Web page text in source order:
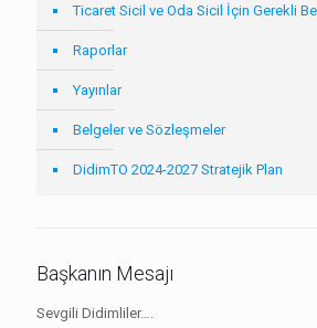
Ticaret Sicil ve Oda Sicil İçin Gerekli
Raporlar
Yayınlar
Belgeler ve Sözleşmeler
DidimTO 2024-2027 Stratejik Plan
Başkanın Mesajı
Sevgili Didimliler….